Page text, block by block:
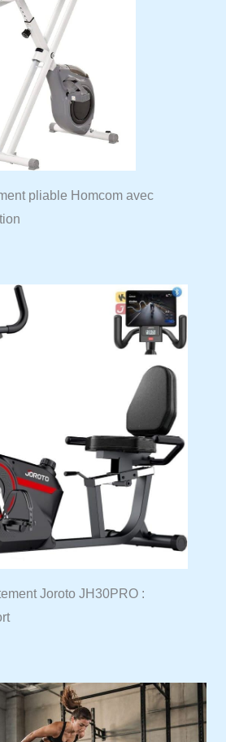
pliable Homcom avec
Joroto JH30PRO :